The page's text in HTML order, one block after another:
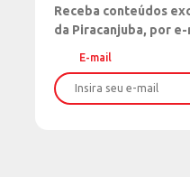
Receba conteúdos
da Piracanjuba, por e-
E-mail